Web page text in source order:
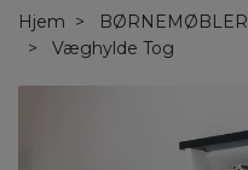
Hjem BØRNEMØBLER
Væghylde Tog